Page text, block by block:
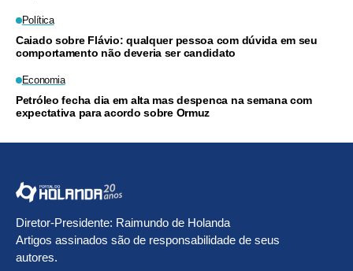
Política
Caiado sobre Flávio: qualquer pessoa com dúvida em seu
comportamento não deveria ser candidato
Economia
Petróleo fecha dia em alta mas despenca na semana com
expectativa para acordo sobre Ormuz
Diretor-Presidente: Raimundo de Holanda
Artigos assinados são de responsabilidade de seus
autores.